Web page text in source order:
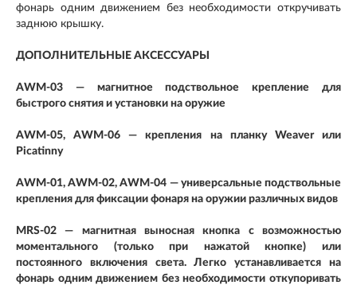
фонарь одним движением без необходимости откручивать
заднюю крышку.
ДОПОЛНИТЕЛЬНЫЕ АКСЕССУАРЫ
AWM-03 — магнитное подствольное крепление для
быстрого снятия и установки на оружие
AWM-05, AWM-06 — крепления на планку Weaver или
Picatinny
AWM-01, AWM-02, AWM-04 — универсальные подствольные
крепления для фиксации фонаря на оружии различных видов
MRS-02 — магнитная выносная кнопка с возможностью
моментального (только при нажатой кнопке) или
постоянного включения света. Легко устанавливается на
фонарь одним движением без необходимости откупоривать